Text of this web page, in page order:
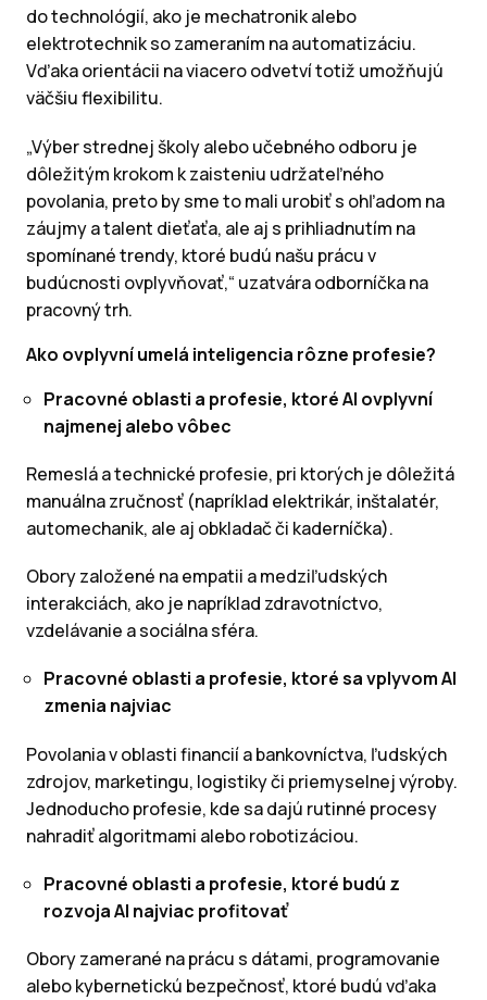
do technológií, ako je mechatronik alebo
elektrotechnik so zameraním na automatizáciu.
Vďaka orientácii na viacero odvetví totiž umožňujú
väčšiu flexibilitu.
„Výber strednej školy alebo učebného odboru je
dôležitým krokom k zaisteniu udržateľného
povolania, preto by sme to mali urobiť s ohľadom na
záujmy a talent dieťaťa, ale aj s prihliadnutím na
spomínané trendy, ktoré budú našu prácu v
budúcnosti ovplyvňovať,“ uzatvára odborníčka na
pracovný trh.
Ako ovplyvní umelá inteligencia rôzne profesie?
Pracovné oblasti a profesie, ktoré AI ovplyvní
najmenej alebo vôbec
Remeslá a technické profesie, pri ktorých je dôležitá
manuálna zručnosť (napríklad elektrikár, inštalatér,
automechanik, ale aj obkladač či kaderníčka).
Obory založené na empatii a medziľudských
interakciách, ako je napríklad zdravotníctvo,
vzdelávanie a sociálna sféra.
Pracovné oblasti a profesie, ktoré sa vplyvom AI
zmenia najviac
Povolania v oblasti financií a bankovníctva, ľudských
zdrojov, marketingu, logistiky či priemyselnej výroby.
Jednoducho profesie, kde sa dajú rutinné procesy
nahradiť algoritmami alebo robotizáciou.
Pracovné oblasti a profesie, ktoré budú z
rozvoja AI najviac profitovať
Obory zamerané na prácu s dátami, programovanie
alebo kybernetickú bezpečnosť, ktoré budú vďaka